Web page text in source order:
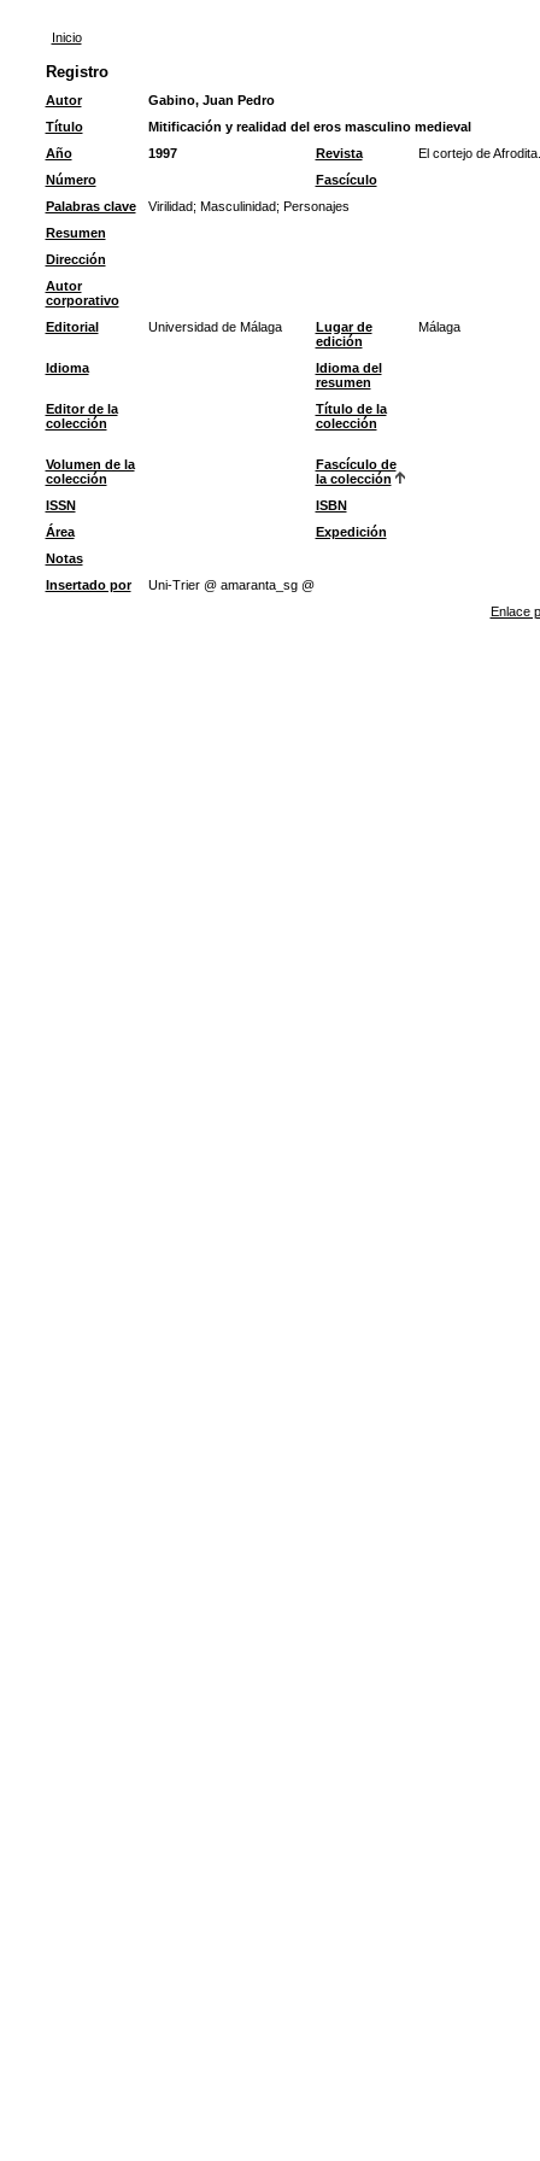
Inicio
Registro
Autor
Gabino, Juan Pedro
Título
Mitificación y realidad del eros masculino medieval
Año
1997 Revista
El cortejo de
Número
Fascículo
Palabras clave
Virilidad; Masculinidad; Personajes
Resumen
Dirección
Autor
corporativo
Editorial
Universidad de Málaga
Lugar de
edición
Málaga
Idioma
Idioma del
resumen
Editor de la
colección
Título de la
colección
Volumen de la
colección
Fascículo de
la colección
ISSN
ISBN
Área
Expedición
Notas
Insertado por
Uni-Trier @ amaranta_sg @
Enlace